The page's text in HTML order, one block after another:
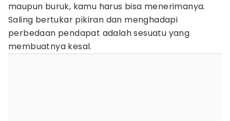
maupun buruk, kamu harus bisa menerimanya.
Saling bertukar pikiran dan menghadapi
perbedaan pendapat adalah sesuatu yang
membuatnya kesal.